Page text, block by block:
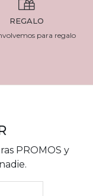
REGALO
para regalo
PROMOS y